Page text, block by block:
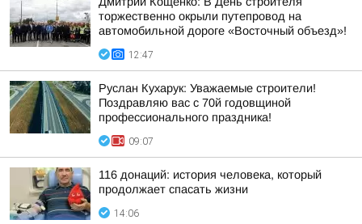
торжественно окрыли путепровод на
автомобильной дороге «Восточный объезд»!
12:47
Руслан Кухарук: Уважаемые строители!
Поздравляю вас с 70й годовщиной
профессионального праздника!
09:07
116 донаций: история человека, который
продолжает спасать жизни
14:06